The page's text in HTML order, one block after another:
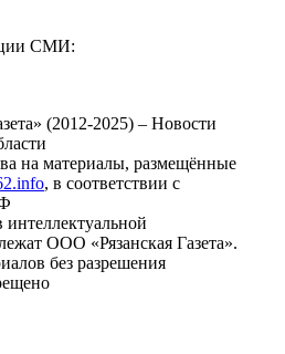
СМИ:
(2012-2025) – Новости
на материалы, размещённые
, в соответствии с
интеллектуальной
ООО «Рязанская Газета».
без разрешения